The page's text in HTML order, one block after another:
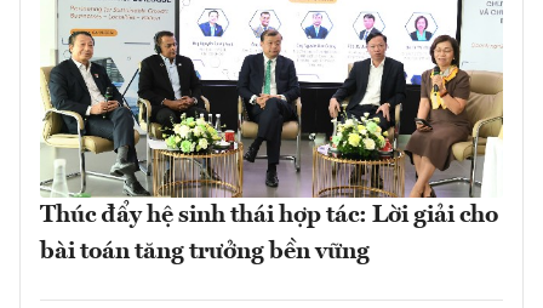
Thúc đẩy hệ sinh thái hợp tác: Lời giải cho
bài toán tăng trưởng bền vững